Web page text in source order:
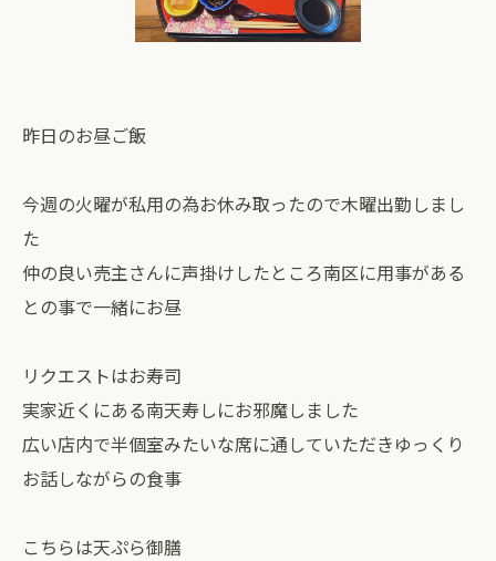
昨日のお昼ご飯
今週の火曜が私用の為お休み取ったので木曜出勤しまし
た
仲の良い売主さんに声掛けしたところ南区に用事がある
との事で一緒にお昼
リクエストはお寿司
実家近くにある南天寿しにお邪魔しました
広い店内で半個室みたいな席に通していただきゆっくり
お話しながらの食事
こちらは天ぷら御膳